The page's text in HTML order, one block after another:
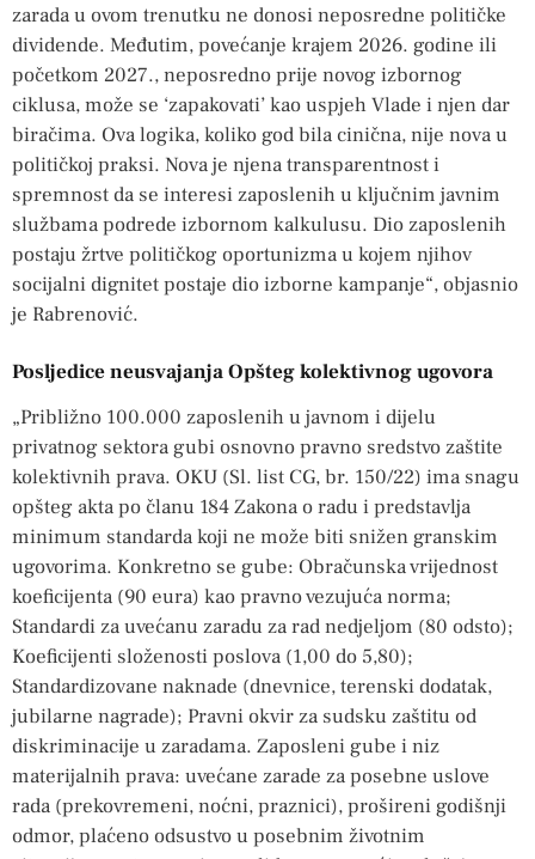
zarada u ovom trenutku ne donosi neposredne političke
dividende. Međutim, povećanje krajem 2026. godine ili
početkom 2027., neposredno prije novog izbornog
ciklusa, može se ‘zapakovati’ kao uspjeh Vlade i njen dar
biračima. Ova logika, koliko god bila cinična, nije nova u
političkoj praksi. Nova je njena transparentnost i
spremnost da se interesi zaposlenih u ključnim javnim
službama podrede izbornom kalkulusu. Dio zaposlenih
postaju žrtve političkog oportunizma u kojem njihov
socijalni dignitet postaje dio izborne kampanje“, objasnio
je Rabrenović.
Posljedice neusvajanja Opšteg kolektivnog ugovora
„Približno 100.000 zaposlenih u javnom i dijelu
privatnog sektora gubi osnovno pravno sredstvo zaštite
kolektivnih prava. OKU (Sl. list CG, br. 150/22) ima snagu
opšteg akta po članu 184 Zakona o radu i predstavlja
minimum standarda koji ne može biti snižen granskim
ugovorima. Konkretno se gube: Obračunska vrijednost
koeficijenta (90 eura) kao pravno vezujuća norma;
Standardi za uvećanu zaradu za rad nedjeljom (80 odsto);
Koeficijenti složenosti poslova (1,00 do 5,80);
Standardizovane naknade (dnevnice, terenski dodatak,
jubilarne nagrade); Pravni okvir za sudsku zaštitu od
diskriminacije u zaradama. Zaposleni gube i niz
materijalnih prava: uvećane zarade za posebne uslove
rada (prekovremeni, noćni, praznici), prošireni godišnji
odmor, plaćeno odsustvo u posebnim životnim